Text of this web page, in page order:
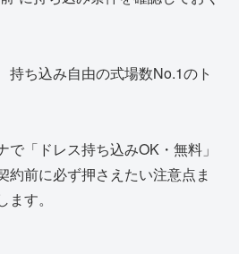
持ち込み自由の式場数No.1のト
で「ドレス持ち込みOK・無料」
約前に必ず押さえたい注意点ま
す。